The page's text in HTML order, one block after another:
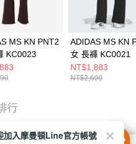
MS KN PNT2
KC0023
ADIDAS MS KN
女 長褲 KC0021
NT$1,883
NT$2,690
行
加入摩曼頓Line官方帳號